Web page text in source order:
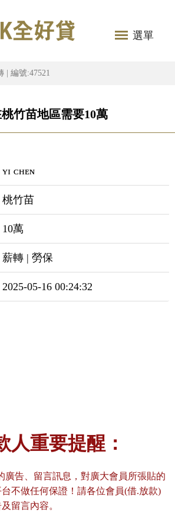
選單
| 編號:47521
桃竹苗地區需要10萬
ʏɪ ᴄʜᴇɴ
桃竹苗
10萬
薪轉 | 勞保
2025-05-16 00:24:32
人重要提醒：
廣告、留言訊息，對廣大會員所張貼的
不做任何保證！請各位會員(借.放款)
留言內容。